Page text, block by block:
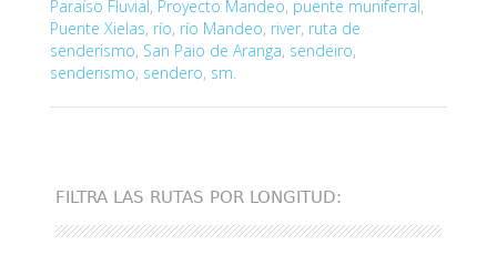
Paraíso Fluvial, Proyecto Mandeo, puente muniferral,
Puente Xielas, río, río Mandeo, river, ruta de
senderismo, San Paio de Aranga, sendeiro,
senderismo, sendero, sm.
FILTRA LAS RUTAS POR LONGITUD: